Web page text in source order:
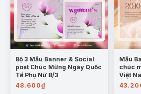
Bộ 3 Mẫu Banner & Social
post Chúc Mừng Ngày Quốc
Tế Phụ Nữ 8/3
48.600₫
Mẫu
chúc
Việt